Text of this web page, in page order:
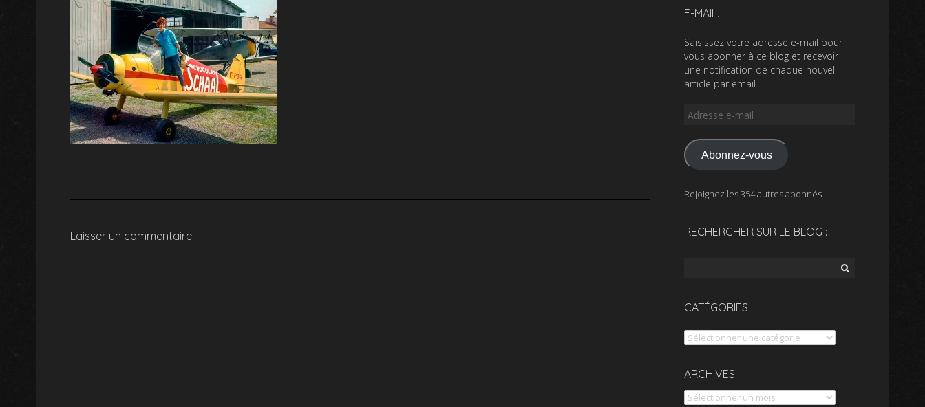
Laisser un commentaire
E-MAIL.
Saisissez votre adresse e-mail pour
vous abonner à ce blog et recevoir
une notification de chaque nouvel
article par email.
Adresse
mail
Abonnez-vous
Rejoignez les 354 autres abonnés
RECHERCHER SUR LE BLOG :
CATÉGORIES
Catégories
ARCHIVES
Archives